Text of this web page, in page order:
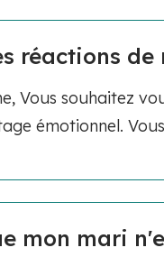
réactions
Vous souhaitez
émotionnel.
mon mari